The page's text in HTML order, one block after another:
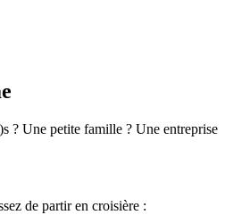
? Une petite famille ? Une entreprise
de partir en croisière :